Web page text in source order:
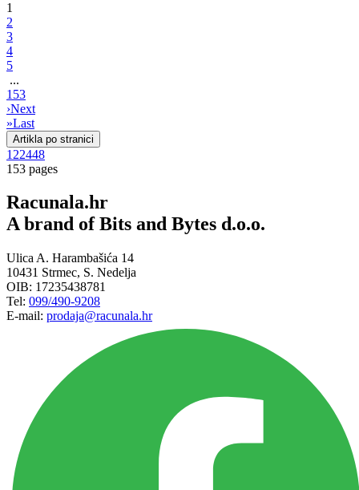
1
2
3
4
5
...
153
›Next
»Last
Artikla po stranici
122448
153 pages
Racunala.hr
A brand of Bits and Bytes d.o.o.
Ulica A. Harambašića 14
10431 Strmec, S. Nedelja
OIB: 17235438781
Tel: 099/490-9208
E-mail: prodaja@racunala.hr